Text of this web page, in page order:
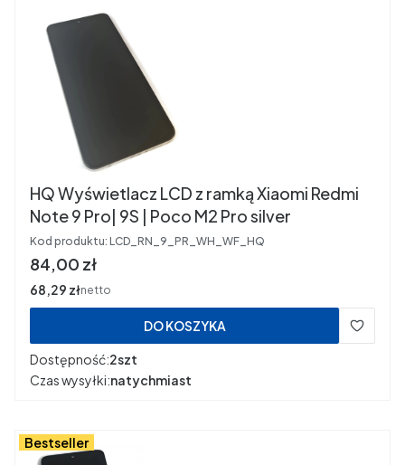
HQ Wyświetlacz LCD z ramką Xiaomi Redmi
Note 9 Pro| 9S | Poco M2 Pro silver
Kod produktu: LCD_RN_9_PR_WH_WF_HQ
Cena
84,00 zł
Cena
68,29 złnetto
DO KOSZYKA
Dostępność:2szt
Czas wysyłki:natychmiast
Bestseller